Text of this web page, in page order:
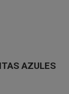
AZULES